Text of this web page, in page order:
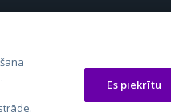
Osta.ee
KuldneBörs.eeEs piekrītu